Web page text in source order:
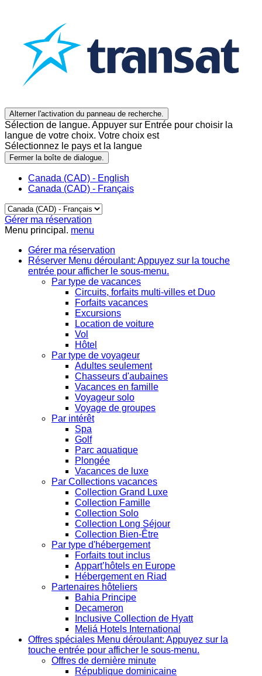
Alterner l'activation du panneau de recherche.
Sélection de langue. Appuyer sur Entrée pour choisir la
langue de votre choix. Votre choix est
Sélectionnez le pays et la langue
Fermer la boîte de dialogue.
Canada (CAD) - English
Canada (CAD) - Français
Gérer ma réservation
Menu principal. menu
Gérer ma réservation
Réserver Menu déroulant: Appuyez sur la touche
entrée pour afficher le sous-menu.
Par type de vacances
Circuits, forfaits multi-villes et Duo
Forfaits vacances
Excursions
Location de voiture
Vol
Hôtel
Par type de voyageur
Adultes seulement
Chasseurs d'aubaines
Vacances en famille
Voyageur solo
Voyage de groupes
Par intérêt
Spa
Golf
Parc aquatique
Plongée
Vacances de luxe
Par Collections vacances
Collection Grand Luxe
Collection Famille
Collection Solo
Collection Long Séjour
Collection Bien-Être
Par type d'hébergement
Forfaits tout inclus
Appart’hôtels en Europe
Hébergement en Riad
Partenaires hôteliers
Bahia Principe
Decameron
Inclusive Collection de Hyatt
Meliá Hotels International
Offres spéciales Menu déroulant: Appuyez sur la
touche entrée pour afficher le sous-menu.
Offres de dernière minute
République dominicaine